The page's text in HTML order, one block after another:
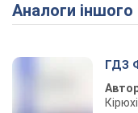
Аналоги
ГДЗ